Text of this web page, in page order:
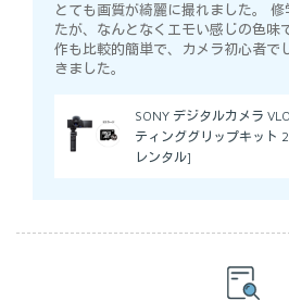
とても画質が綺麗に撮れました。
たが、なんとなくエモい感じの色味
作も比較的簡単で、カメラ初心者で
きました。
SONY デジタルカメラ
ティンググリップキット
レンタル]